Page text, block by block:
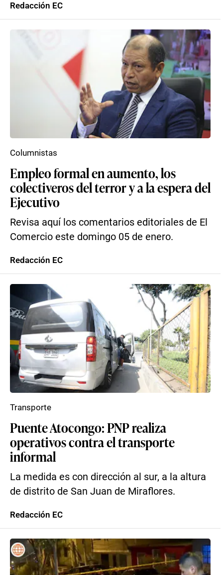
Redacción EC
Empleo formal en aumento, los
colectiveros del terror y a la espera del
Ejecutivo
Revisa aquí los comentarios editoriales de El
Comercio este domingo 05 de enero.
Columnistas
Redacción EC
Puente Atocongo: PNP realiza
operativos contra el transporte
informal
La medida es con dirección al sur, a la altura
de distrito de San Juan de Miraflores.
Transporte
Redacción EC